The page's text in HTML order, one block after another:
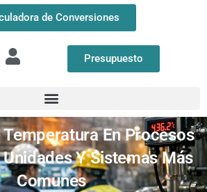
de Conversiones
Presupuesto
En Procesos
Y Sistemas Más
Comunes